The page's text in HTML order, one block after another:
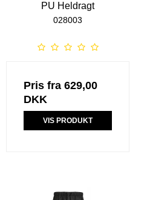
PU Heldragt
028003
Pris fra 629,00
DKK
VIS PRODUKT